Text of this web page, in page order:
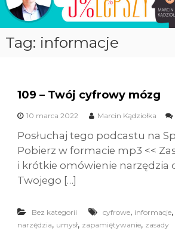
n
Tag: informacje
109 – Twój cyfrowy mózg
10 marca 2022 Marcin Kądziołka
Posłuchaj tego podcastu na
Pobierz w formacie mp3 <<
i krótkie omówienie narzędzia
Twojego […]
Bez kategorii cyfrowe, informacje,
narzędzia, umysł, zapamiętywanie, zasady